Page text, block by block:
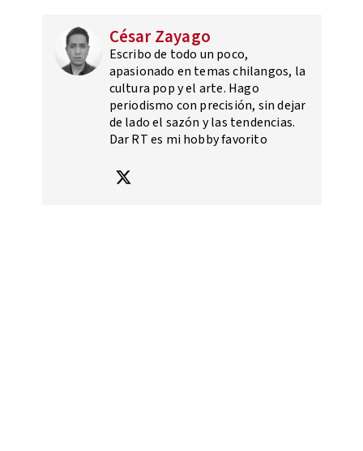
César Zayago
Escribo de todo un poco,
apasionado en temas chilangos, la
cultura pop y el arte. Hago
periodismo con precisión, sin dejar
de lado el sazón y las tendencias.
Dar RT es mi hobby favorito